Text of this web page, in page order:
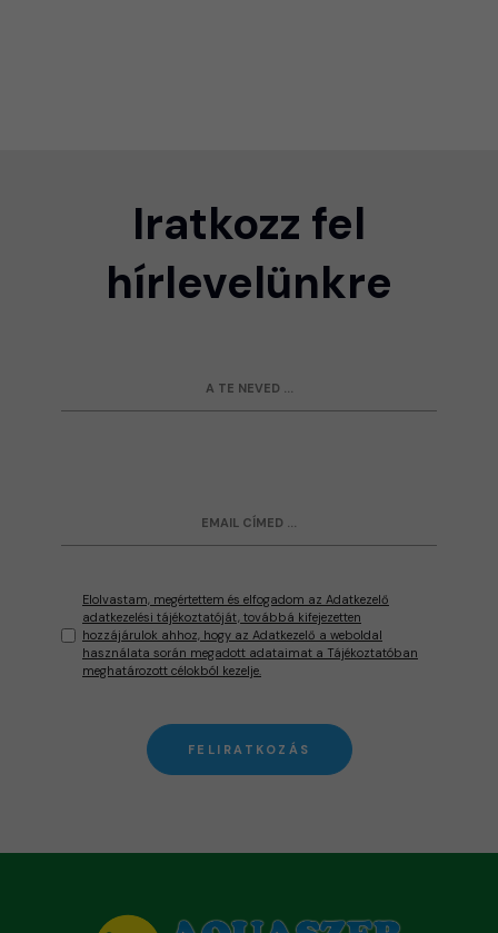
Iratkozz fel
hírlevelünkre
Elolvastam, megértettem és elfogadom az Adatkezelő
adatkezelési tájékoztatóját, továbbá kifejezetten
hozzájárulok ahhoz, hogy az Adatkezelő a weboldal
használata során megadott adataimat a Tájékoztatóban
meghatározott célokból kezelje.
FELIRATKOZÁS